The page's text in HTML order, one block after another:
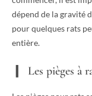
dépend de la gravité
pour quelques rats
entière.
Les pièges à